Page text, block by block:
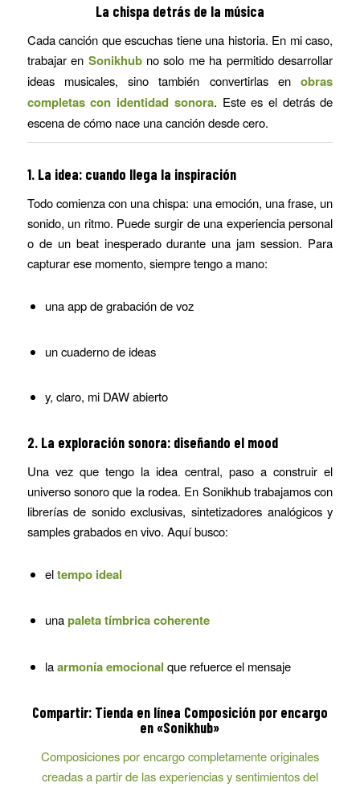
La chispa detrás de la música
Cada canción que escuchas tiene una historia. En mi caso,
trabajar en Sonikhubno solo me ha permitido desarrollar
ideas musicales, sino también convertirlas enobras
completas con identidad sonora. Este es el detrás de
escena de cómo nace una canción desde cero.
1. La idea: cuando llega la inspiración
Todo comienza con una chispa: una emoción, una frase, un
sonido, un ritmo. Puede surgir de una experiencia personal
o de un beat inesperado durante una jam session. Para
capturar ese momento, siempre tengo a mano:
una app de grabación de voz
un cuaderno de ideas
y, claro, mi DAW abierto
2. La exploración sonora: diseñando el mood
Una vez que tengo la idea central, paso a construir el
universo sonoro que la rodea. En Sonikhub trabajamos con
librerías de sonido exclusivas, sintetizadores analógicos y
samples grabados en vivo. Aquí busco:
eltempo ideal
unapaleta tímbrica coherente
laarmonía emocional que refuerce el mensaje
Compartir: Tienda en línea Composición por encargo
en «Sonikhub»
Composiciones por encargo completamente originales
creadas a partir de las experiencias y sentimientos del